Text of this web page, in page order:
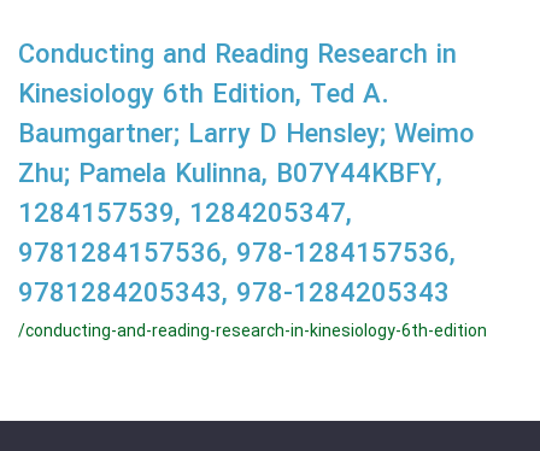
Conducting and Reading Research in
Kinesiology 6th Edition, Ted A.
Baumgartner; Larry D Hensley; Weimo
Zhu; Pamela Kulinna, B07Y44KBFY,
1284157539, 1284205347,
9781284157536, 978-1284157536,
9781284205343, 978-1284205343
/conducting-and-reading-research-in-kinesiology-6th-edition